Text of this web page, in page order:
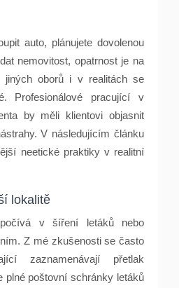
auto, plánujete dovolenou
nemovitost, opatrnost je na
jiných oborů i v realitách se
Profesionálové pracující v
by měli klientovi objasnit
V následujícím článku
neetické praktiky v realitní
lokalitě
v šíření letáků nebo
Z mé zkušenosti se často
zaznamenávají přetlak
plné poštovní schránky letáků